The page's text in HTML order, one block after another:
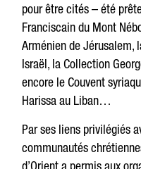
pour être cités – été
Franciscain du Mont
Arménien de Jérusalem,
Israël, la Collection
encore le Couvent
Harissa au Liban…
Par ses liens privilégiés
communautés
d’Orient a permis aux